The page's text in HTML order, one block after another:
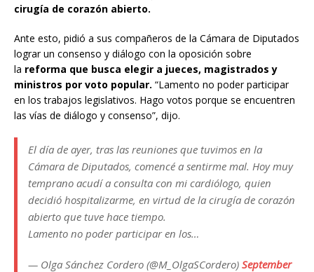
cirugía de corazón abierto.
Ante esto, pidió a sus compañeros de la Cámara de Diputados
lograr un consenso y diálogo con la oposición sobre
la reforma que busca elegir a jueces, magistrados y
ministros por voto popular. “Lamento no poder participar
en los trabajos legislativos. Hago votos porque se encuentren
las vías de diálogo y consenso”, dijo.
El día de ayer, tras las reuniones que tuvimos en la
Cámara de Diputados, comencé a sentirme mal. Hoy muy
temprano acudí a consulta con mi cardiólogo, quien
decidió hospitalizarme, en virtud de la cirugía de corazón
abierto que tuve hace tiempo.
Lamento no poder participar en los…
— Olga Sánchez Cordero (@M_OlgaSCordero) September